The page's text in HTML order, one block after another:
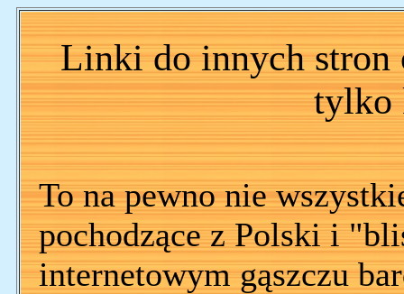
Linki do innych stron
tylko
To na pewno nie
pochodzące z Polski i
internetowym gąszczu